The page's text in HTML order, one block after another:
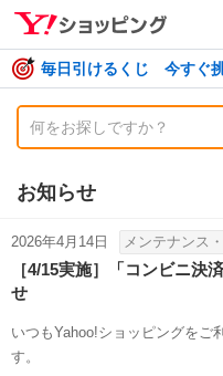
毎日引けるくじ 今すぐ
お知らせ
2026年4月14日 メンテナンス
［4/15実施］「コンビニ決
せ
いつもYahoo!ショッピングをご
す。